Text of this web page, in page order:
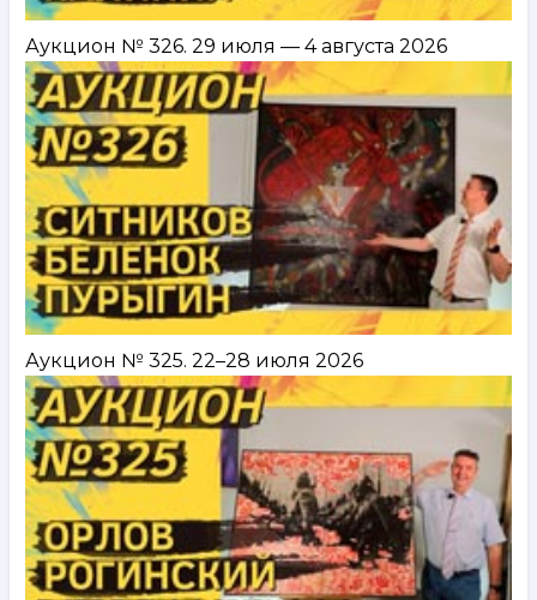
Аукцион № 326. 29 июля — 4 августа 2026
Аукцион № 325. 22–28 июля 2026